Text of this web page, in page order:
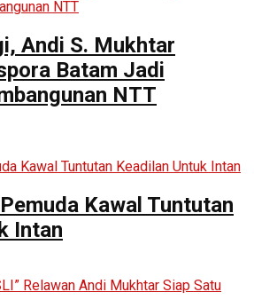
Andi S. Mukhtar
Batam Jadi
NTT
Kawal Tuntutan
Intan